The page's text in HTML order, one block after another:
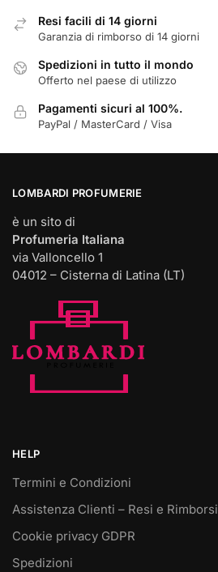
Resi facili di 14 giorni
Garanzia di rimborso di 14 giorni
Spedizioni in tutto il mondo
Offerto nel paese di utilizzo
Pagamenti sicuri al 100%.
PayPal / MasterCard / Visa
LOMBARDI PROFUMERIE
è un sito di
Profumeria Italiana
via Valloncello 1
04012 – Cisterna di Latina (LT)
HELP
Termini e Condizioni
Assistenza Clienti – Resi e Rimborsi
Cookie privacy GDPR
Spedizioni